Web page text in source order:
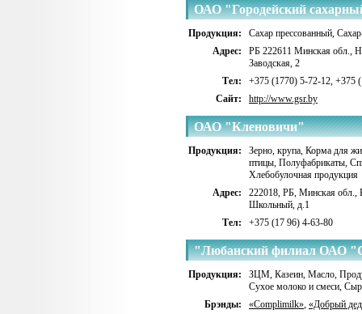
ОАО "Городейский
Продукция: Сахар прессованный,
Адрес:
РБ 222611 Минская обл.,
Заводская, 2
Тел:
+375 (1770) 5-72-12, +375
Сайт:
http://www.gsr.by
ОАО "Кленовичи"
Продукция: Зерно, крупа, Корма для
птицы, Полуфабрикаты,
Хлебобулочная продукция
Адрес:
222018, РБ, Минская обл.,
Школьный, д.1
Тел:
+375 (17 96) 4-63-80
"Любанский филиал ОАО
Продукция: ЗЦМ, Казеин, Масло,
Сухое молоко и смеси, Сыр
Брэнды:
«Complimilk», «Добрый